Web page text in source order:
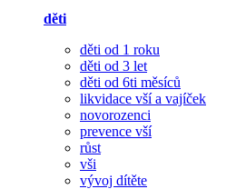
děti
děti od 1 roku
děti od 3 let
děti od 6ti měsíců
likvidace vší a vajíček
novorozenci
prevence vší
růst
vši
vývoj dítěte